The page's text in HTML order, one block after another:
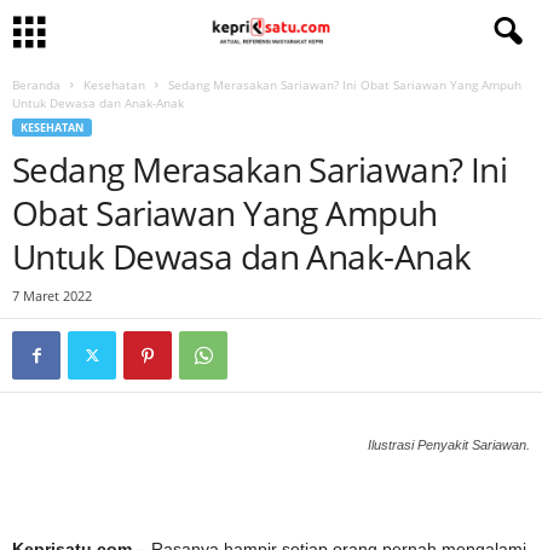
Beranda Kesehatan
Sedang Merasakan Sariawan? Ini Obat Sariawan Yang Ampuh
Untuk Dewasa dan Anak-Anak
KESEHATAN
Sedang Merasakan Sariawan? Ini
Obat Sariawan Yang Ampuh
Untuk Dewasa dan Anak-Anak
7 Maret 2022
Ilustrasi Penyakit Sariawan.